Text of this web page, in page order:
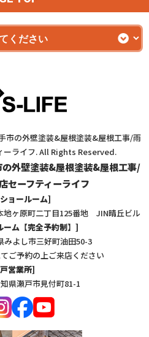
市の外壁塗装&屋根塗装&屋根工事/雨
ーライフ. All Rights Reserved.
外壁塗装&屋根塗装&屋根工事/
セーフティーライフ
ョールーム]
ヶ原町二丁目125番地 JIN晴丘ビル
ーム【完全予約制】]
よし市三好町油田50-3
ご予約の上ご来店ください
営業所]
県瀬戸市見付町81-1